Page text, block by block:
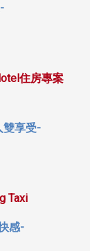
住房專案
雙享受-
Taxi
感-